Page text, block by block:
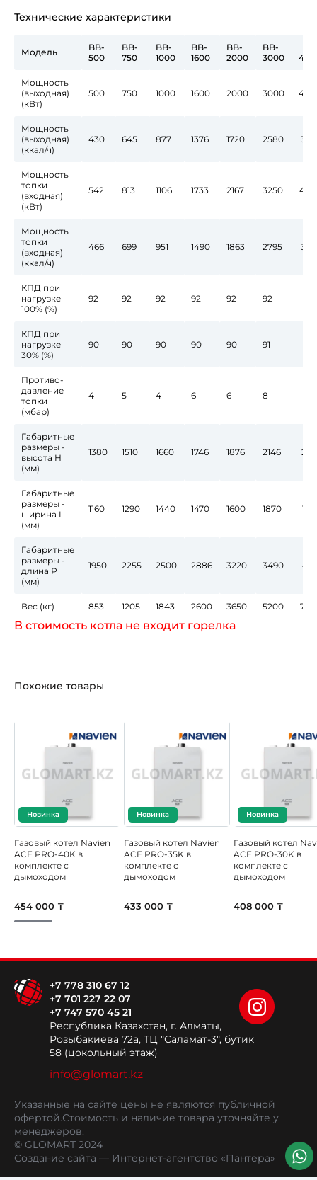
Технические характеристики
Модель
BB-
500
BB-
750
BB-
1000
BB-
1600
BB-
2000
BB-
3000
Мощность
(выходная)
(кВт)
500 750 1000 1600 2000 3000
Мощность
(выходная)
(ккал/ч)
430 645 877 1376 1720 2580
Мощность
топки
(входная)
(кВт)
542 813 1106 1733 2167 3250
Мощность
топки
(входная)
(ккал/ч)
466 699 951 1490 1863 2795
КПД при
нагрузке
100% (%)
92 92 92 92 92 92
КПД при
нагрузке
30% (%)
90 90 90 90 90 91
Противо-
давление
топки
(мбар)
4 5 4 6 6 8
Габаритные
размеры -
высота Н
(мм)
1380 1510 1660 1746 1876 2146
Габаритные
размеры -
ширина L
(мм)
1160 1290 1440 1470 1600 1870
Габаритные
размеры -
длина Р
(мм)
1950 2255 2500 2886 3220 3490
Вес (кг) 853 1205 1843 2600 3650 5200
В стоимость котла не входит горелка
Похожие товары
Новинка
Газовый котел Navien
ACE PRO-40K в
комплекте с
дымоходом
454 000 ₸
Новинка
Газовый котел Navien
ACE PRO-35K в
комплекте с
дымоходом
433 000 ₸
Новинка
Газовый котел
ACE PRO-30K в
комплекте с
дымоходом
408 000 ₸
+7 778 310 67 12
+7 701 227 22 07
+7 747 570 45 21
Республика Казахстан, г. Алматы,
Розыбакиева 72а, ТЦ "Саламат-3", бутик
58 (цокольный этаж)
info@glomart.kz
Указанные на сайте цены не являются публичной
офертой.Стоимость и наличие товара уточняйте у
менеджеров.
© GLOMART 2024
Создание сайта — Интернет-агентство «Пантера»